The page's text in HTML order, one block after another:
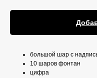
большой шар с
10 шаров фонтан
цифра